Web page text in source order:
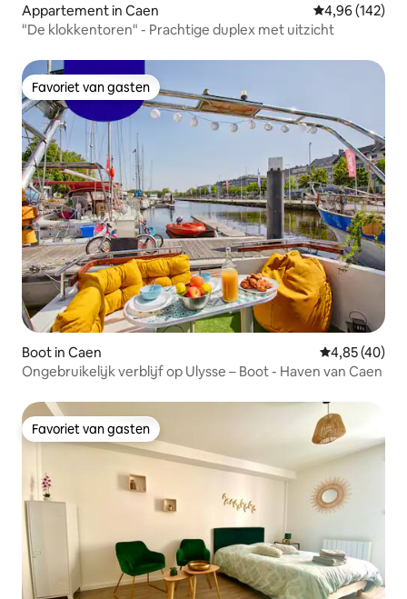
Appartement in Caen Gemiddelde
4,96 (142)
"De klokkentoren" - Prachtige duplex met uitzicht
Favoriet van gasten
Favoriet van gasten
Boot in Caen Gemiddelde
4,85 (40)
Ongebruikelijk verblijf op Ulysse – Boot - Haven van Caen
Favoriet van gasten
Favoriet van gasten